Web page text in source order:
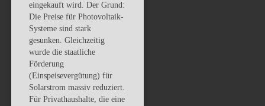
eingekauft wird. Der Grund:
Die Preise für Photovoltaik-
Systeme sind stark
gesunken. Gleichzeitig
wurde die staatliche
Förderung
(Einspeisevergütung) für
Solarstrom massiv reduziert.
Für Privathaushalte, die eine